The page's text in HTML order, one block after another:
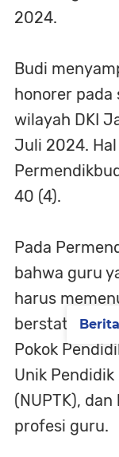
2024.
Budi
honorer
wilayah DKI
Juli 2024.
40 (4).
Pada
bahwa guru
harus
berstatus
Pokok
Unik Pendidik
(NUPTK),
profesi guru.